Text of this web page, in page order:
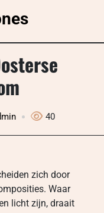
40
zich door
Waar
licht zijn, draait